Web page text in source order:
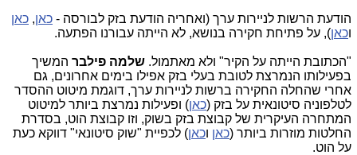
הודעת הרשות לניירות ערך (ואחריה הודעת בזק לבורסה - כאן, כאן
וכאן), על פתיחת חקירה בנושא, לא הייתה עבורנו הפתעה.
"הכתובת הייתה על הקיר" ולא מאתמול. שלמה פילבר המשיך
בפעילותו הנמרצת לטובת בעלי בזק אפילו בימים אחרונים, גם
אחרי שהחלה החקירה ברשות לניירות ערך, דוגמת מיטוט ההסדר
לטלפוניה סיטונאית על בזק (כאן) ופעילות נמרצת ביותר למיטוט
המתחרה העיקרית של קבוצת בזק בשוק, וזו קבוצת הוט, בסדרת
החלטות מוזרות ביותר (כאן וכאן) לכפיית "שוק סיטונאי" דווקא כעת
על הוט.